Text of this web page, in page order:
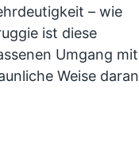
– wie
ist diese
Umgang mit
Weise daran